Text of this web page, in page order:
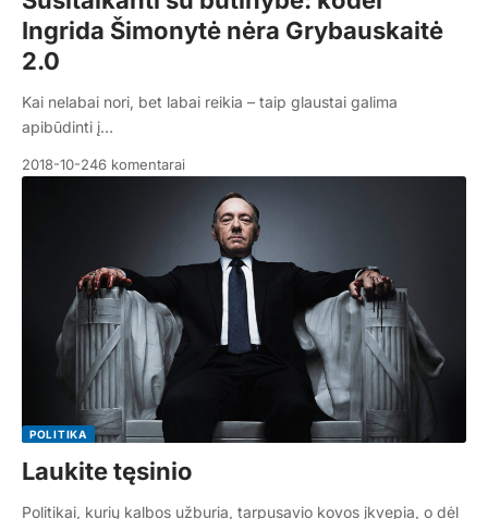
Ingrida Šimonytė nėra Grybauskaitė
2.0
Kai nelabai nori, bet labai reikia – taip glaustai galima
apibūdinti į…
2018-10-246 komentarai
POLITIKA
Laukite tęsinio
Politikai, kurių kalbos užburia, tarpusavio kovos įkvepia, o dėl